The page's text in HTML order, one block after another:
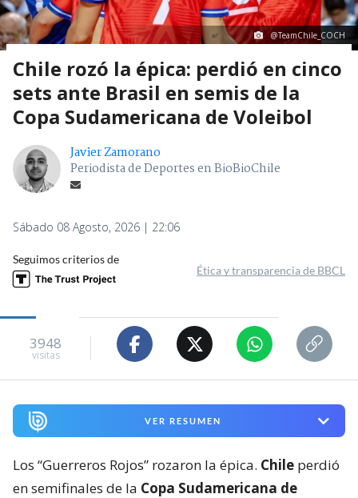
@TeamChile_COCH
Chile rozó la épica: perdió en cinco
sets ante Brasil en semis de la
Copa Sudamericana de Voleibol
Javier Zamorano
Periodista de Deportes en BioBioChile
Sábado 08 Agosto, 2026 | 22:06
Seguimos criterios de
Ética y transparencia de BBCL
3948
visitas
VER RESUMEN
Los “Guerreros Rojos” rozaron la épica. Chile perdió
en semifinales de la Copa Sudamericana de